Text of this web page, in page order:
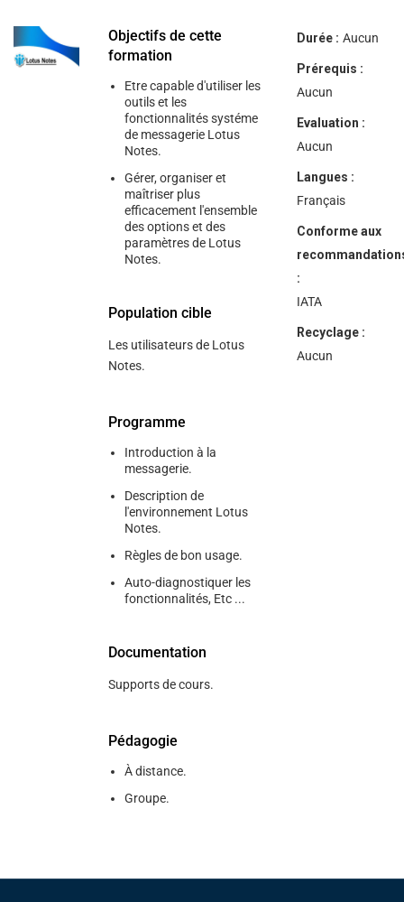
navigate
and
interact
Objectifs de cette
formation
Etre capable d'utiliser les
outils et les
fonctionnalités systéme
de messagerie Lotus
Notes.
Gérer, organiser et
maîtriser plus
efficacement l'ensemble
des options et des
paramètres de Lotus
Notes.
Population cible
Les utilisateurs de Lotus
Notes.
Programme
Introduction à la
messagerie.
Description de
l'environnement Lotus
Notes.
Règles de bon usage.
Auto-diagnostiquer les
fonctionnalités, Etc ...
Documentation
Supports de cours.
Pédagogie
À distance.
Groupe.
Durée : Aucun
Prérequis :
Aucun
Evaluation :
Aucun
Langues :
Français
Conforme aux
:
IATA
Recyclage :
Aucun